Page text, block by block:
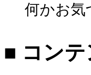
何かお気
■ コンテ